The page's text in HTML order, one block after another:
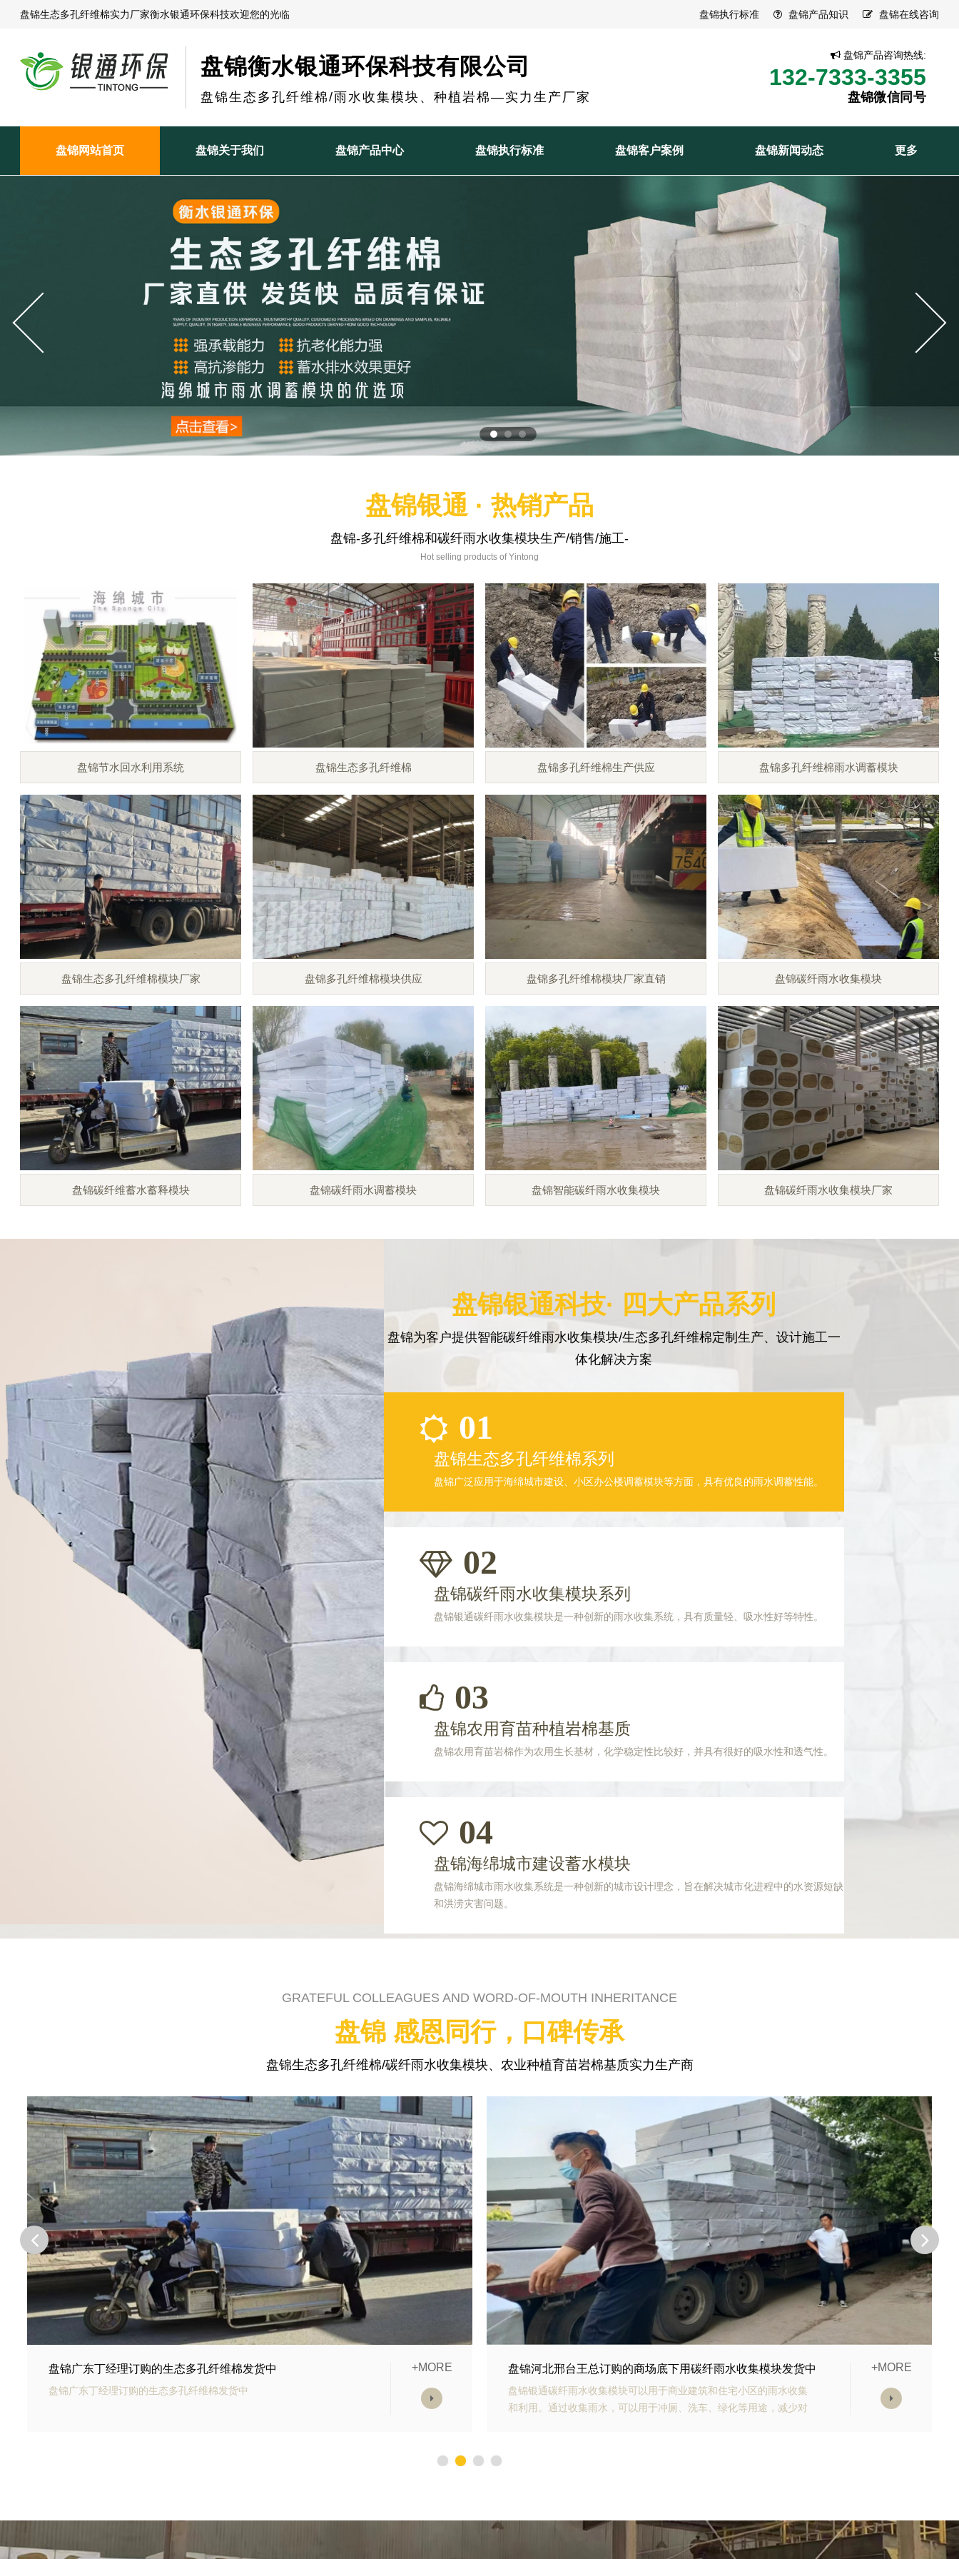
盘锦生态多孔纤维棉实力厂家衡水银通环保科技欢迎您的光临 盘锦执行标准 盘锦产品知识 盘锦在线咨询
盘锦衡水银通环保科技有限公司
盘锦生态多孔纤维棉/雨水收集模块、种植岩棉—实力生产厂家
盘锦产品咨询热线:
132-7333-3355
盘锦微信同号
盘锦网站首页 盘锦关于我们 盘锦产品中心 盘锦执行标准 盘锦客户案例 盘锦新闻动态 更多
盘锦银通 · 热销产品
盘锦-多孔纤维棉和碳纤雨水收集模块生产/销售/施工-
Hot selling products of Yintong
盘锦节水回水利用系统 盘锦生态多孔纤维棉 盘锦多孔纤维棉生产供应 盘锦多孔纤维棉雨水调蓄模块
盘锦生态多孔纤维棉模块厂家 盘锦多孔纤维棉模块供应 盘锦多孔纤维棉模块厂家直销 盘锦碳纤雨水收集模块
盘锦碳纤维蓄水蓄释模块 盘锦碳纤雨水调蓄模块 盘锦智能碳纤雨水收集模块 盘锦碳纤雨水收集模块厂家
盘锦银通科技· 四大产品系列
盘锦为客户提供智能碳纤维雨水收集模块/生态多孔纤维棉定制生产、设计施工一
体化解决方案
01
盘锦生态多孔纤维棉系列
盘锦广泛应用于海绵城市建设、小区办公楼调蓄模块等方面，具有优良的雨水调蓄性能。
02
盘锦碳纤雨水收集模块系列
盘锦银通碳纤雨水收集模块是一种创新的雨水收集系统，具有质量轻、吸水性好等特性。
03
盘锦农用育苗种植岩棉基质
盘锦农用育苗岩棉作为农用生长基材，化学稳定性比较好，并具有很好的吸水性和透气性。
04
盘锦海绵城市建设蓄水模块
盘锦海绵城市雨水收集系统是一种创新的城市设计理念，旨在解决城市化进程中的水资源短缺
和洪涝灾害问题。
GRATEFUL COLLEAGUES AND WORD-OF-MOUTH INHERITANCE
盘锦 感恩同行，口碑传承
盘锦生态多孔纤维棉/碳纤雨水收集模块、农业种植育苗岩棉基质实力生产商
盘锦河北邢台王总订购的商场底下用碳纤雨水收集模块发货中
盘锦银通碳纤雨水收集模块可以用于商业建筑和住宅小区的雨水收集
+MORE 盘锦山东青岛李经理订购的生态多孔纤维棉正在发货
盘锦银通生态多孔纤维棉具有高强承载能力、高抗渗能力、抗老化能
力强、施工方便等优势。模块的顶部应设计有反冲洗装置，以防止堵
+MORE